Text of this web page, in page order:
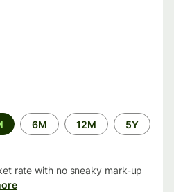
6M 12M 5Y
rate with no sneaky mark-up